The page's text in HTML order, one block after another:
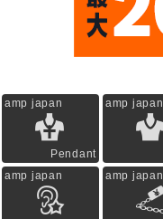
amp japan
Pendant
amp japan
amp japan
amp japan